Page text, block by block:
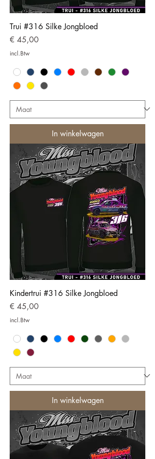
Trui #316 Silke Jongbloed
Prijs
€ 45,00
incl.Btw
In winkelwagen
Kindertrui #316 Silke Jongbloed
Prijs
€ 45,00
incl.Btw
In winkelwagen